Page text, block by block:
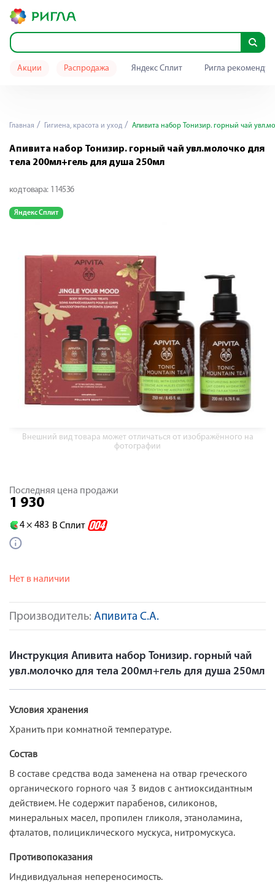
Акции Распродажа Яндекс Сплит Ригла
Главная Гигиена, красота и уход Апивита набор Тонизир. горный чай
Апивита набор Тонизир. горный чай увл.молочко для
тела 200мл+гель для душа 250мл
код товара: 114536
Яндекс Сплит
Внешний вид товара может отличаться от изображённого на
фотографии
Производитель: Апивита С.А.
Последняя цена продажи
1 930
4 × 483 В Сплит
Нет в наличии
Инструкция Апивита набор Тонизир. горный чай
увл.молочко для тела 200мл+гель для душа 250мл
Условия хранения
Хранить при комнатной температуре.
Состав
В составе средства вода заменена на отвар греческого
органического горного чая 3 видов с антиоксидантным
действием. Не содержит парабенов, силиконов,
минеральных масел, пропилен гликоля, этаноламина,
фталатов, полициклического мускуса, нитромускуса.
Противопоказания
Индивидуальная непереносимость.